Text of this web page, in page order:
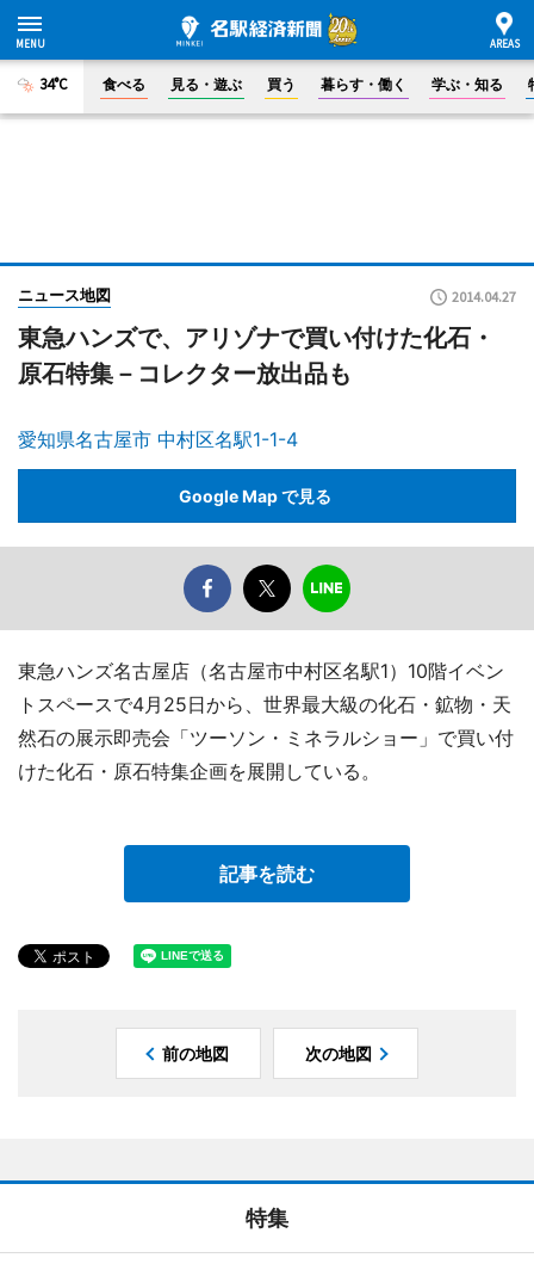
34°C 食べる 見る・遊ぶ 買う 暮らす・働く 学ぶ・知る
ニュース地図 2014.04.27
東急ハンズで、アリゾナで買い付けた化石・
原石特集－コレクター放出品も
愛知県名古屋市 中村区名駅1-1-4
Google Map で見る
東急ハンズ名古屋店（名古屋市中村区名駅1）10階イベン
トスペースで4月25日から、世界最大級の化石・鉱物・天
然石の展示即売会「ツーソン・ミネラルショー」で買い付
けた化石・原石特集企画を展開している。
記事を読む
前の地図 次の地図
特集